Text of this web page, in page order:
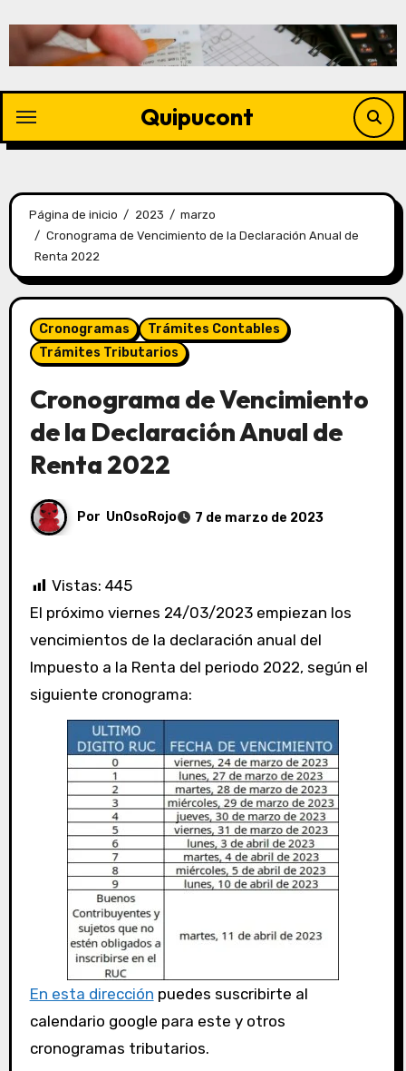
Quipucont
Página de inicio 2023
marzo
Cronograma de Vencimiento de la Declaración Anual de
Renta 2022
Cronogramas
Trámites Contables
Trámites Tributarios
Cronograma de Vencimiento
de la Declaración Anual de
Renta 2022
Por UnOsoRojo 7 de marzo de 2023
Vistas: 445
El próximo viernes 24/03/2023 empiezan los
vencimientos de la declaración anual del
Impuesto a la Renta del periodo 2022, según el
siguiente cronograma:
En esta dirección puedes suscribirte al
calendario google para este y otros
cronogramas tributarios.